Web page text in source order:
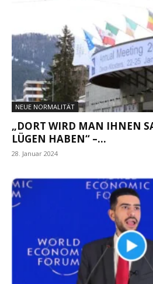
NEUE NORMALITÄT
„DORT WIRD MAN IHNEN
LÜGEN HABEN“ –...
28. Januar 2024